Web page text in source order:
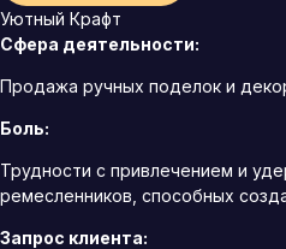
Уютный Крафт
Сфера деятельности:
Продажа ручных поделок и
Боль:
Трудности с привлечением и
ремесленников, способных
Запрос клиента: